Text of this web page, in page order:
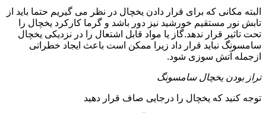
البته مکانی که برای قرار دادن یخچال در نظر می گیریم حتما باید از
تابش نور مستقیم خورشید نیز دور باشد و گرما کارکرد یخچال را
تحت تاثیر قرار ندهد.گاز یا مواد قابل اشتعال را در نزدیکی یخچال
سامسونگ نباید قرار داد زیرا ممکن است باعث ایجاد خطراتی
ازجمله آتش سوزی شود.
تراز بودن یخچال سامسونگ
توجه کنید که یخچال را درجایی صاف قرار دهید